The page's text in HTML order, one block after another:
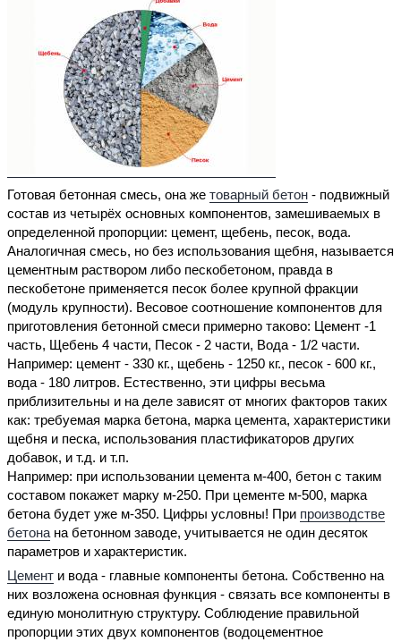
Готовая бетонная смесь, она же товарный бетон - подвижный
состав из четырёх основных компонентов, замешиваемых в
определенной пропорции: цемент, щебень, песок, вода.
Аналогичная смесь, но без использования щебня, называется
цементным раствором либо пескобетоном, правда в
пескобетоне применяется песок более крупной фракции
(модуль крупности). Весовое соотношение компонентов для
приготовления бетонной смеси примерно таково: Цемент -1
часть, Щебень 4 части, Песок - 2 части, Вода - 1/2 части.
Например: цемент - 330 кг., щебень - 1250 кг., песок - 600 кг.,
вода - 180 литров. Естественно, эти цифры весьма
приблизительны и на деле зависят от многих факторов таких
как: требуемая марка бетона, марка цемента, характеристики
щебня и песка, использования пластификаторов других
добавок, и т.д. и т.п.
Например: при использовании цемента м-400, бетон с таким
составом покажет марку м-250. При цементе м-500, марка
бетона будет уже м-350. Цифры условны! При производстве
бетона на бетонном заводе, учитывается не один десяток
параметров и характеристик.
Цемент и вода - главные компоненты бетона. Собственно на
них возложена основная функция - связать все компоненты в
единую монолитную структуру. Соблюдение правильной
пропорции этих двух компонентов (водоцементное